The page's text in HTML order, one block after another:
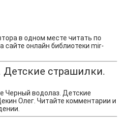
в одном месте читать по
сайте онлайн библиотеки mir-
страшилки.
Черный водолаз. Детские
Олег. Читайте комментарии и